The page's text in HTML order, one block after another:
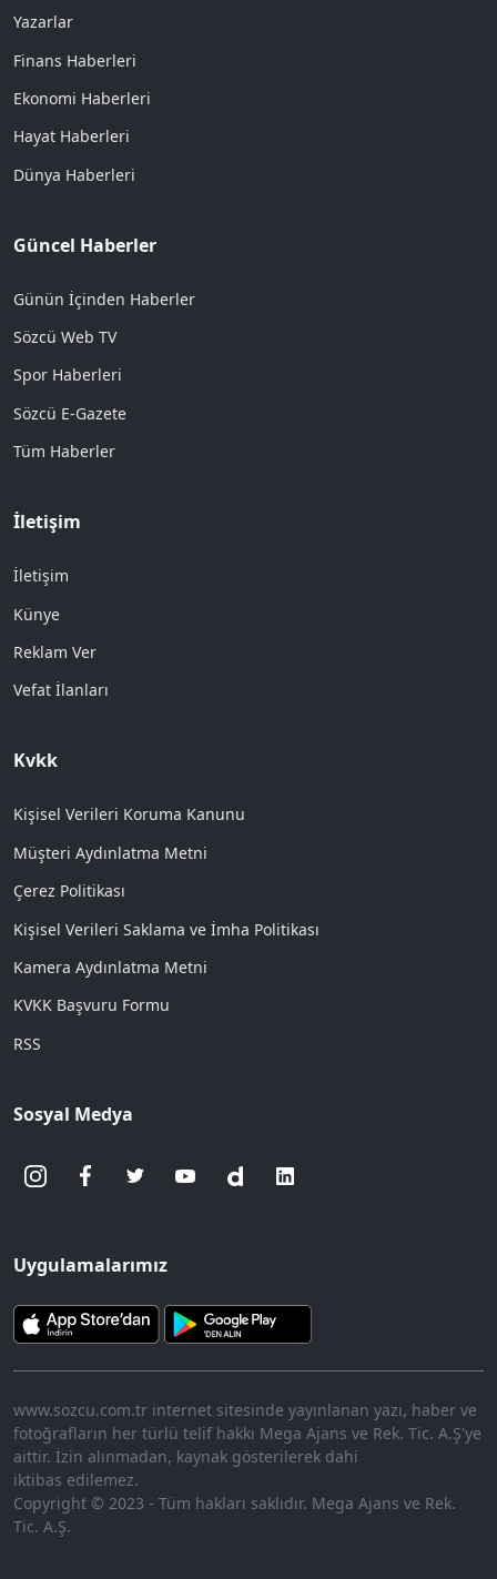
Yazarlar
Finans Haberleri
Ekonomi Haberleri
Hayat Haberleri
Dünya Haberleri
Güncel Haberler
Günün İçinden Haberler
Sözcü Web TV
Spor Haberleri
Sözcü E-Gazete
Tüm Haberler
İletişim
İletişim
Künye
Reklam Ver
Vefat İlanları
Kvkk
Kişisel Verileri Koruma Kanunu
Müşteri Aydınlatma Metni
Çerez Politikası
Kişisel Verileri Saklama ve İmha Politikası
Kamera Aydınlatma Metni
KVKK Başvuru Formu
RSS
Sosyal Medya
Uygulamalarımız
www.sozcu.com.tr internet sitesinde yayınlanan yazı, haber ve
fotoğrafların her türlü telif hakkı Mega Ajans ve Rek. Tic. A.Ş'ye
aittir. İzin alınmadan, kaynak gösterilerek dahi
iktibas edilemez.
Copyright © 2023 - Tüm hakları saklıdır. Mega Ajans ve Rek.
Tic. A.Ş.